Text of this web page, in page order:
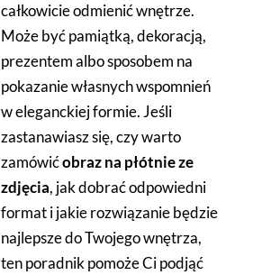
całkowicie odmienić wnętrze.
Może być pamiątką, dekoracją,
prezentem albo sposobem na
pokazanie własnych wspomnień
w eleganckiej formie. Jeśli
zastanawiasz się, czy warto
zamówićobraz na płótnie ze
zdjęcia, jak dobrać odpowiedni
format i jakie rozwiązanie będzie
najlepsze do Twojego wnętrza,
ten poradnik pomoże Ci podjąć